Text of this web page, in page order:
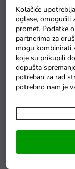
Kolačiće
oglase, omogućili
promet. Podatke
partnerima za
mogu kombinirati
koje su prikupili
dopušta
potreban za rad
potrebno nam je
Na zalihama